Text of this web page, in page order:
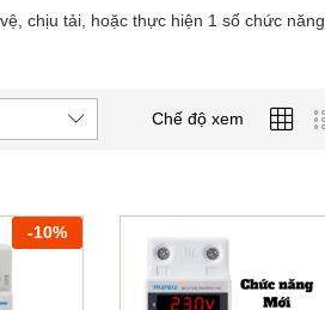
chịu tải, hoặc thực hiện 1 số chức năng
Chế độ xem
-10%